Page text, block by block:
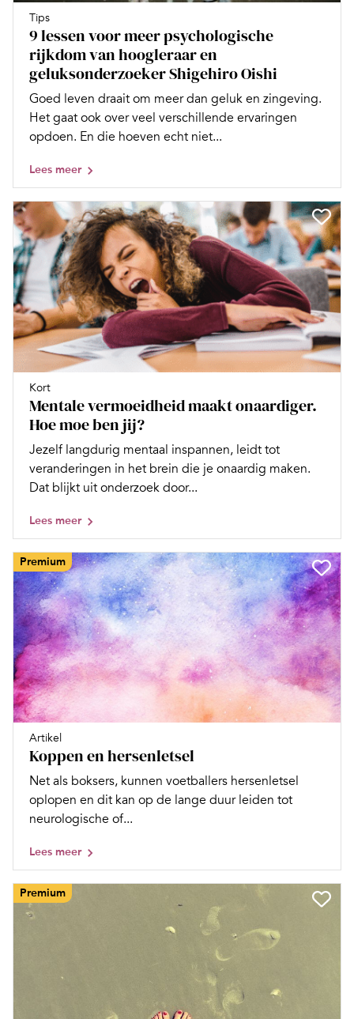
Tips
9 lessen voor meer psychologische
rijkdom van hoogleraar en
geluksonderzoeker Shigehiro Oishi
Goed leven draait om meer dan geluk en zingeving.
Het gaat ook over veel verschillende ervaringen
opdoen. En die hoeven echt niet...
Lees meer
Kort
Mentale vermoeidheid maakt onaardiger.
Hoe moe ben jij?
Jezelf langdurig mentaal inspannen, leidt tot
veranderingen in het brein die je onaardig maken.
Dat blijkt uit onderzoek door...
Lees meer
Premium
Artikel
Koppen en hersenletsel
Net als boksers, kunnen voetballers hersenletsel
oplopen en dit kan op de lange duur leiden tot
neurologische of...
Lees meer
Premium